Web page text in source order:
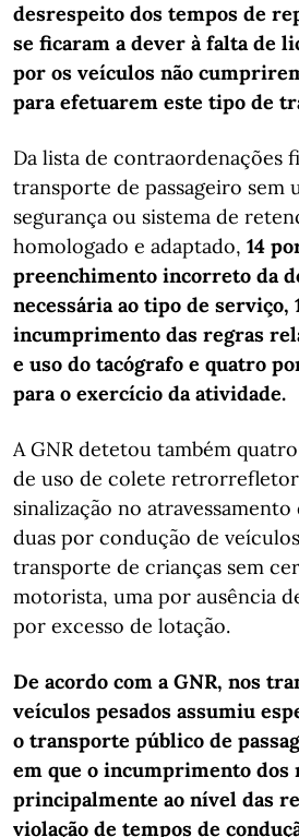
desrespeito dos tempos de
se ficaram a dever à falta de
por os veículos não
para efetuarem este tipo de
Da lista de contraordenações
transporte de passageiro sem
segurança ou sistema de
homologado e adaptado, 14
preenchimento incorreto da
necessária ao tipo de serviço,
incumprimento das regras
e uso do tacógrafo e quatro
para o exercício da atividade.
A GNR detetou também
de uso de colete
sinalização no atravessamento
duas por condução de
transporte de crianças sem
motorista, uma por ausência
por excesso de lotação.
De acordo com a GNR, nos
veículos pesados assumiu
o transporte público de
em que o incumprimento dos
principalmente ao nível das
violação de tempos de